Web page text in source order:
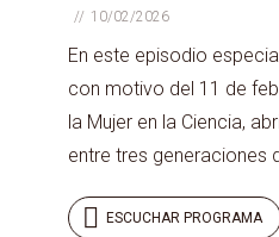
10/02/2026
En este episodio
con motivo del 11 de
la Mujer en la Ciencia,
entre tres generaciones
ESCUCHAR PROGRAMA